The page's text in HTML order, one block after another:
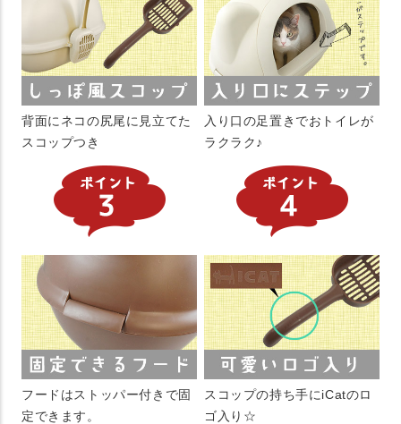
背面にネコの尻尾に見立てた
スコップつき
入り口の足置きでおトイレが
ラクラク♪
フードはストッパー付きで固
定できます。
スコップの持ち手にiCatのロ
ゴ入り☆